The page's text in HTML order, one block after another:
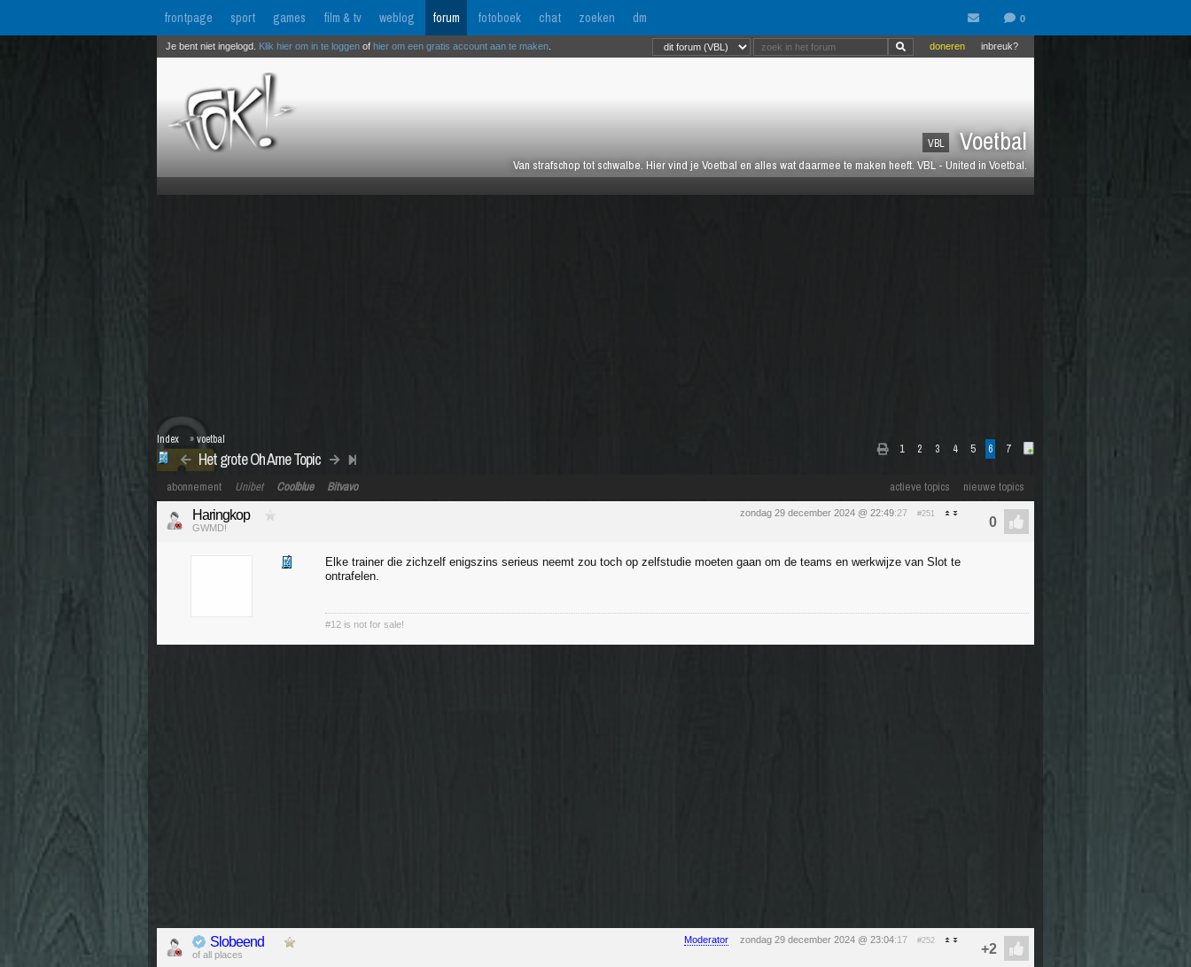
frontpage sport games film & tv weblog forum fotoboek chat zoeken dm
VBL Voetbal
Van strafschop tot schwalbe. Hier vind je Voetbal en alles wat daarmee te maken heeft. VBL - United in Voetbal.
inbreuk?
doneren
Je bent niet ingelogd. Klik hier om in te loggen of hier om een gratis account aan te maken
1 2 3 4 5 6 7
Het grote Oh Arne Topic
Index »voetbal
actieve topics nieuwe topics
abonnement Unibet Coolblue Bitvavo
zondag 29 december 2024 @ 22:49:27 #251
Haringkop
GWMD!
Elke trainer die zichzelf enigszins serieus neemt zou toch op zelfstudie moeten gaan om de teams en werkwijze van Slot te
ontrafelen.
#12 is not for sale!
Moderator zondag 29 december 2024 @ 23:04:17 #252
Slobeend
of all places